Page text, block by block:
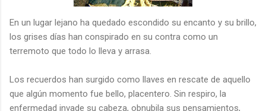
En un lugar lejano ha quedado escondido su encanto y su brillo,
los grises días han conspirado en su contra como un
terremoto que todo lo lleva y arrasa.
Los recuerdos han surgido como llaves en rescate de aquello
que algún momento fue bello, placentero. Sin respiro, la
enfermedad invade su cabeza, obnubila sus pensamientos,